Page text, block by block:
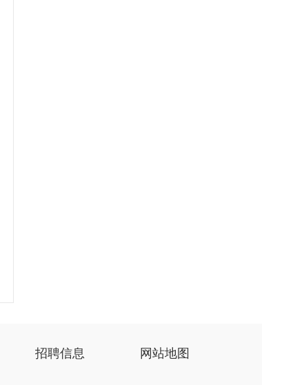
招聘信息 网站地图